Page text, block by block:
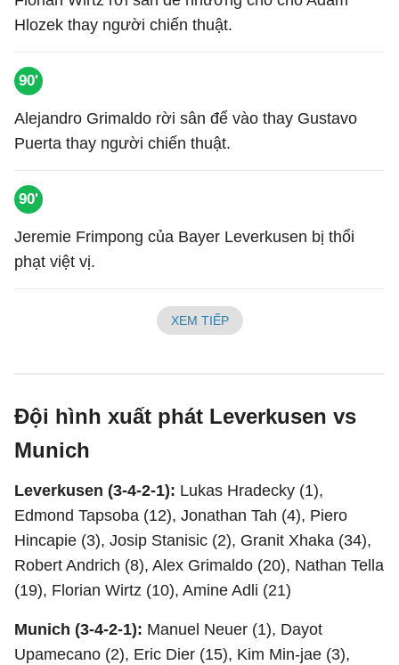
Hlozek thay người chiến thuật.
90'
Alejandro Grimaldo rời sân để vào thay Gustavo
Puerta thay người chiến thuật.
90'
Jeremie Frimpong của Bayer Leverkusen bị thổi
phạt việt vị.
XEM TIẾP
Đội hình xuất phát Leverkusen vs
Munich
Leverkusen (3-4-2-1): Lukas Hradecky (1),
Edmond Tapsoba (12), Jonathan Tah (4), Piero
Hincapie (3), Josip Stanisic (2), Granit Xhaka (34),
Robert Andrich (8), Alex Grimaldo (20), Nathan Tella
(19), Florian Wirtz (10), Amine Adli (21)
Munich (3-4-2-1): Manuel Neuer (1), Dayot
Upamecano (2), Eric Dier (15), Kim Min-jae (3),